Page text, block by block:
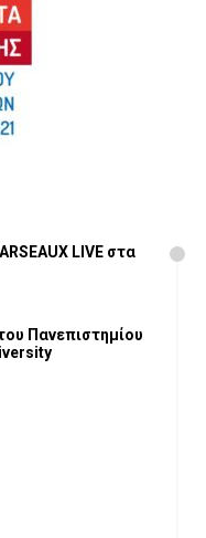
LIVE στα
Πανεπιστημίου